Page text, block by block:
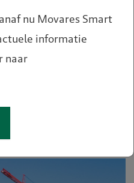
horeca is
nu Movares Smart
informatie
naar